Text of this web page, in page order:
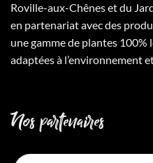
Roville-aux-Chênes et du
en partenariat avec des
une gamme de plantes
adaptées à l’environnement
Nos partenaires